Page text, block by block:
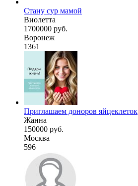
Стану сур мамой
Виолетта
1700000 руб.
Воронеж
1361
Приглашаем доноров яйцеклеток
Жанна
150000 руб.
Москва
596